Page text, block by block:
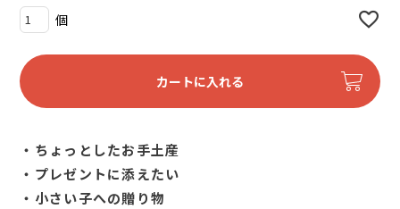
カートに入れる
・ちょっとしたお手土産
・プレゼントに添えたい
・小さい子への贈り物